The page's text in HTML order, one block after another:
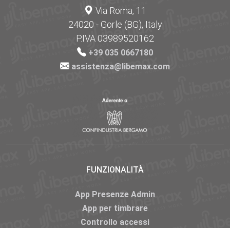
Via Roma, 11
24020 - Gorle (BG), Italy
P.IVA 03989520162
+39 035 0667180
assistenza@libemax.com
FUNZIONALITÀ
App Presenze Admin
App per timbrare
Controllo accessi